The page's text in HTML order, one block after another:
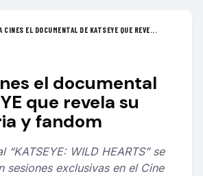
CINES EL DOCUMENTAL DE KATSEYE QUE REVE...
el documental
que revela su
y fandom
“KATSEYE: WILD HEARTS” se
sesiones exclusivas en el Cine